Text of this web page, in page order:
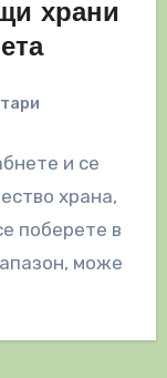
храни
и се
храна,
поберете в
може